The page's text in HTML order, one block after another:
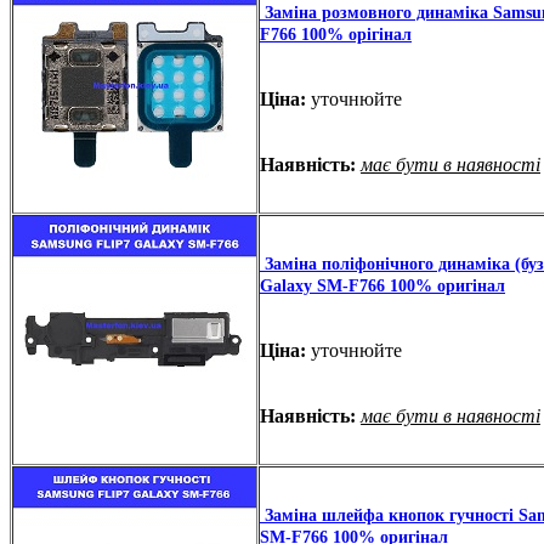
Заміна розмовного динаміка
F766 100% орігінал
Ціна: уточнюйте
Наявність: має бути в наявності
Заміна поліфонічного динаміка
Galaxy SM-F766 100% оригінал
Ціна: уточнюйте
Наявність: має бути в наявності
Заміна шлейфа кнопок гучності
SM-F766 100% оригінал